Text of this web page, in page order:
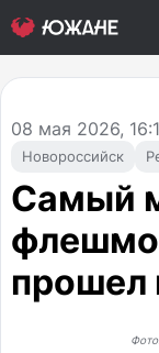
Новороссийск
08 мая 2026,
Самый
прошел